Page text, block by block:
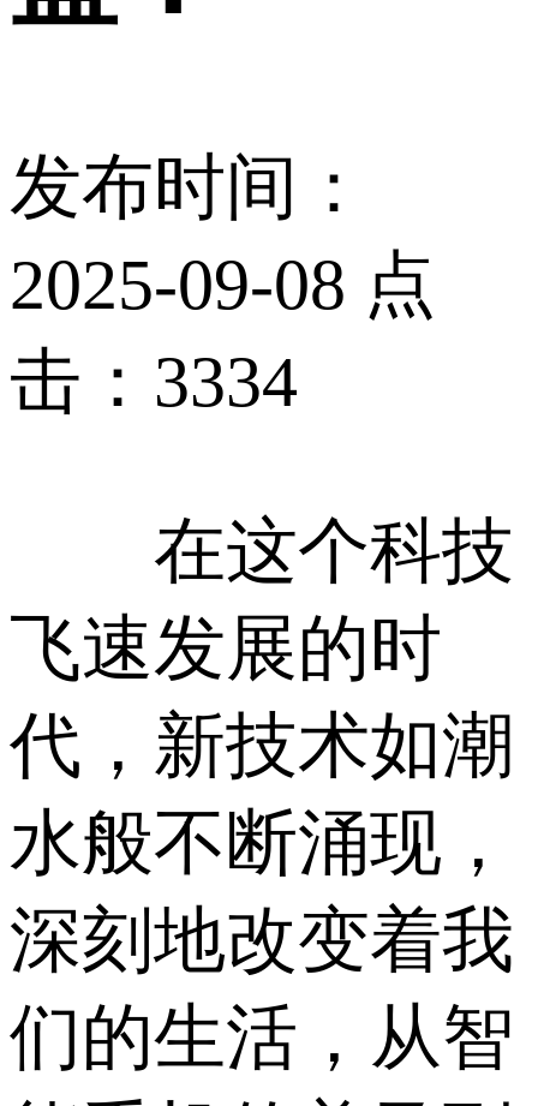
发布时间：
2025-09-08 点
击：3334
在这个科技
飞速发展的时
代，新技术如潮
水般不断涌现，
深刻地改变着我
们的生活，从智